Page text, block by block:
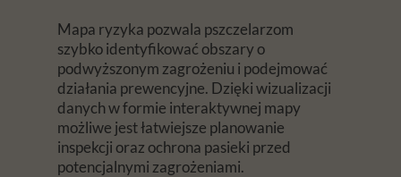
Mapa ryzyka pozwala pszczelarzom
szybko identyfikować obszary o
podwyższonym zagrożeniu i podejmować
działania prewencyjne. Dzięki wizualizacji
danych w formie interaktywnej mapy
możliwe jest łatwiejsze planowanie
inspekcji oraz ochrona pasieki przed
potencjalnymi zagrożeniami.